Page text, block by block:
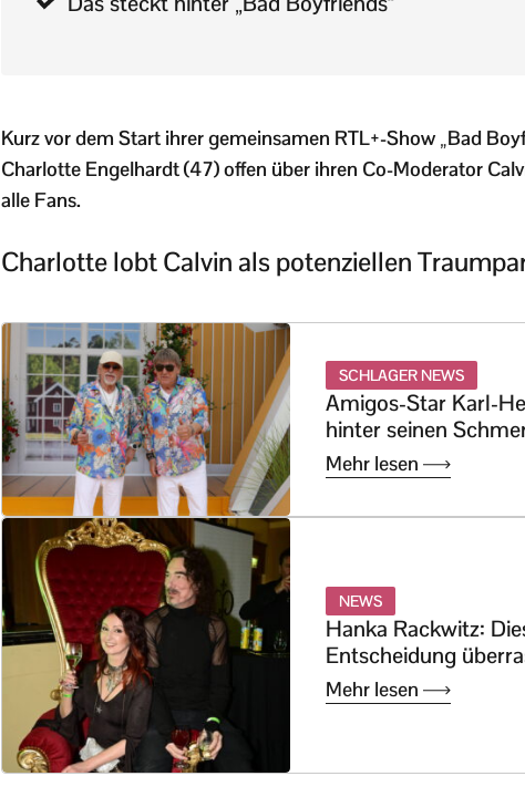
Kurz vor dem Start ihrer gemeinsamen RTL+-Show „Bad
Charlotte Engelhardt (47) offen über ihren Co-Moderator
alle Fans.
Charlotte lobt Calvin als potenziellen
SCHLAGER NEWS
Amigos-Star Karl-
hinter seinen
Mehr lesen
NEWS
Hanka Rackwitz:
Entscheidung
Mehr lesen